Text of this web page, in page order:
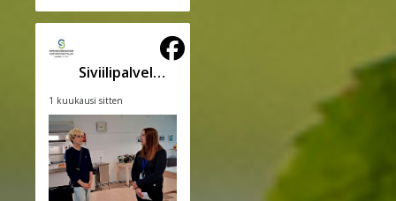
Siviilipalveluskeskus
1 kuukausi sitten